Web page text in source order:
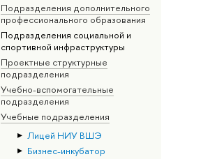
Подразделения дополнительного
профессионального образования
Подразделения социальной и
спортивной инфраструктуры
Проектные структурные
подразделения
Учебно-вспомогательные
подразделения
Учебные подразделения
Лицей НИУ ВШЭ
Бизнес-инкубатор